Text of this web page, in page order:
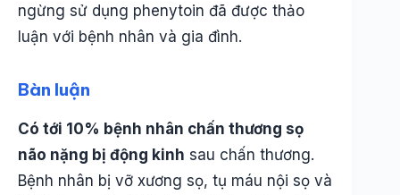
ngừng sử dụng phenytoin đã được thảo
luận với bệnh nhân và gia đình.
Bàn luận
Có tới 10% bệnh nhân chấn thương sọ
não nặng bị động kinh sau chấn thương.
Bệnh nhân bị vỡ xương sọ, tụ máu nội sọ và